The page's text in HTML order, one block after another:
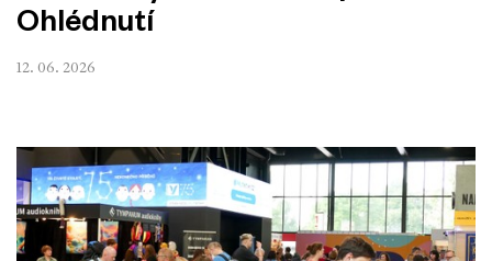
Ohlédnutí
12. 06. 2026